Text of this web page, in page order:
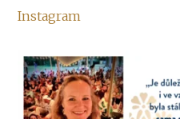
Instagram